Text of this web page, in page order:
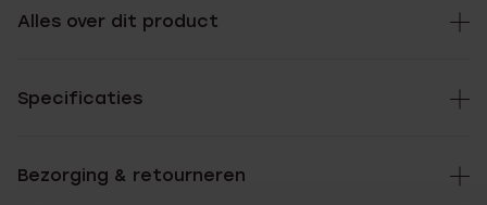
Alles over dit product
Specificaties
Bezorging & retourneren